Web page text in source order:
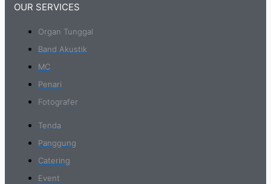
OUR SERVICES
Organ Tunggal
Band Akustik
MC
Penari
Fotografer
Tenda
Panggung
Catering
Event